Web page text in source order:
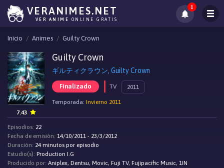
VERANIMES.NET
VER ANIME ONLINE GRATIS
1
Inicio Animes Guilty Crown
Guilty Crown
ギルティクラウン, Guilty Crown
Finalizado TV 2011
Temporada: Invierno 2011
7.43
Episodios: 22
Fecha de emisión: 14/10/2011 - 23/3/2012
Duración: 24 minutos por episodio
Estudio(s): Production I.G
Producido por: Aniplex, Dentsu, Movic, Fuji TV, Fujipacific Music, 1IN